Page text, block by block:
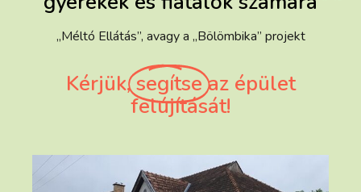
„Méltó Ellátás”, avagy a „Bölömbika” projekt
Kérjük,segítse az épület
felújítását!